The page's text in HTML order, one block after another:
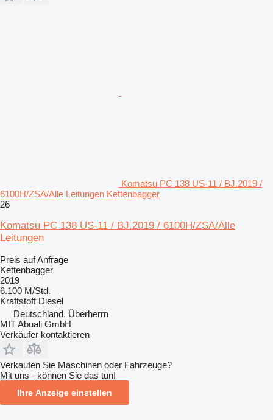
Komatsu PC 138 US-11 / BJ.2019 /
6100H/ZSA/Alle Leitungen Kettenbagger
26
Komatsu PC 138 US-11 / BJ.2019 / 6100H/ZSA/Alle
Leitungen
Preis auf Anfrage
Kettenbagger
2019
6.100 M/Std.
Kraftstoff Diesel
Deutschland, Überherrn
MIT Abuali GmbH
Verkäufer kontaktieren
Verkaufen Sie Maschinen oder Fahrzeuge?
Mit uns - können Sie das tun!
Ihre Anzeige einstellen